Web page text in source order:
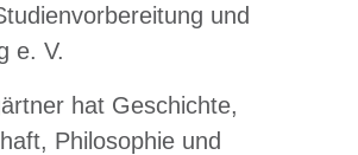
und
e. V.
hat Geschichte,
Philosophie und